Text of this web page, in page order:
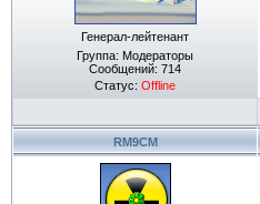
Генерал-лейтенант
Группа: Модераторы
Сообщений: 714
Статус: Offline
RM9CM